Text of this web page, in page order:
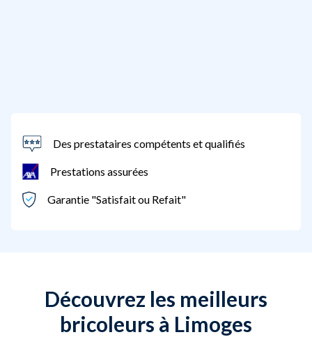
Des prestataires compétents et qualifiés
Prestations assurées
Garantie "Satisfait ou Refait"
Découvrez les meilleurs
bricoleurs à Limoges